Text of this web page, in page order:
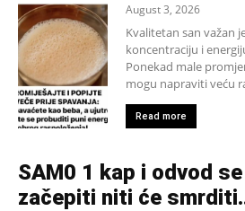
August 3, 2026
Kvalitetan san važan
koncentraciju i
Ponekad male
mogu napraviti veću
Read more
SAM0 1 kap i odvod
začepiti niti će